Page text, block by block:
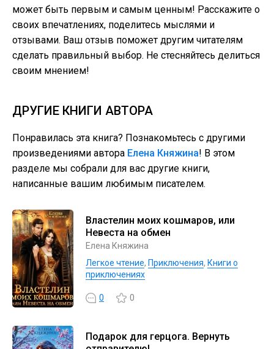
может быть первым и самым ценным! Расскажите о
своих впечатлениях, поделитесь мыслями и
отзывами. Ваш отзыв поможет другим читателям
сделать правильный выбор. Не стесняйтесь делиться
своим мнением!
ДРУГИЕ КНИГИ АВТОРА
Понравилась эта книга? Познакомьтесь с другими
произведениями автора Елена Княжина! В этом
разделе мы собрали для вас другие книги,
написанные вашим любимым писателем.
Властелин моих кошмаров, или
Невеста на обмен
Елена Княжина
Легкое чтение, Приключения, Книги о
приключениях
0 0
Подарок для герцога. Вернуть